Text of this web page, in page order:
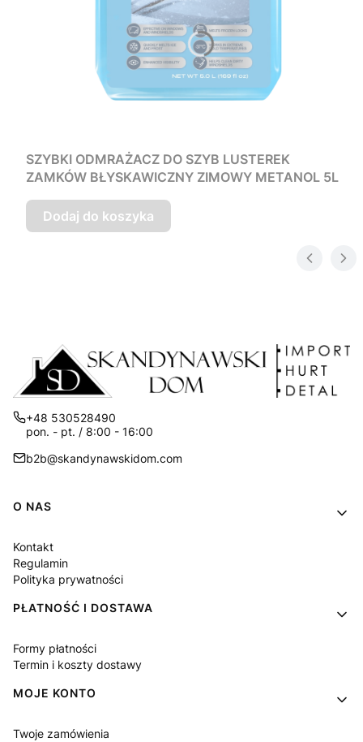
SZYBKI ODMRAŻACZ DO SZYB LUSTEREK
ZAMKÓW BŁYSKAWICZNY ZIMOWY METANOL 5L
Dodaj do koszyka
+48 530528490
pon. - pt. / 8:00 - 16:00
b2b@skandynawskidom.com
Linki w stopce
O NAS
Kontakt
Regulamin
Polityka prywatności
PŁATNOŚĆ I DOSTAWA
Formy płatności
Termin i koszty dostawy
MOJE KONTO
Twoje zamówienia